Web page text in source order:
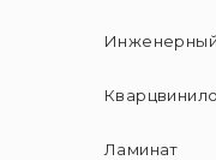
Инженерный
Ламинат